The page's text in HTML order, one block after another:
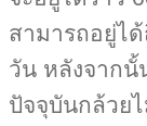
สามารถอยู่ไ
วัน หลังจากนั้
ปัจจุบันกล้วย